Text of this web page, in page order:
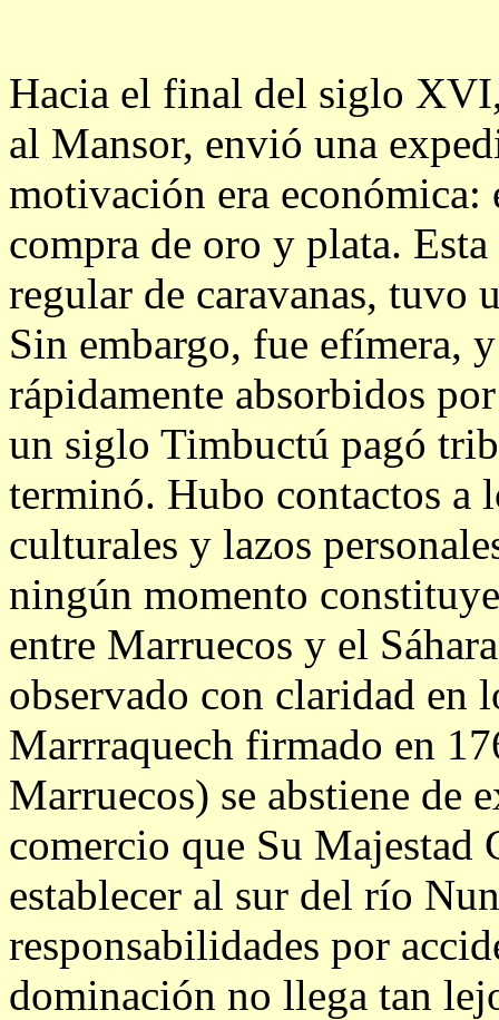
Hacia el final del siglo
al Mansor, envió una
motivación era
compra de oro y plata.
regular de caravanas, tuvo
Sin embargo, fue efímera,
rápidamente absorbidos
un siglo Timbuctú pagó
terminó. Hubo contactos a
culturales y lazos
ningún momento
entre Marruecos y el
observado con claridad en
Marrraquech firmado en
Marruecos) se abstiene de
comercio que Su Majestad
establecer al sur del río
responsabilidades por
dominación no llega tan